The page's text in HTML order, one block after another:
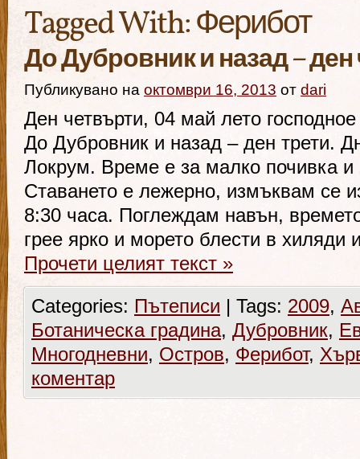
Tagged With:Ферибот
До Дубровник и назад –
Публикувано на октомври 16, 2013 от dari
Ден четвърти, 04 май лето
До Дубровник и назад – ден трети.
Локрум. Време е за малко почивка и
Ставането е лежерно, измъквам се
8:30 часа. Поглеждам навън,
грее ярко и морето блести в
Прочети целият текст »
Categories: Пътеписи | Tags: 2009,
Ботаническа градина, Дубровник,
Многодневни, Остров, Ферибот,
коментар